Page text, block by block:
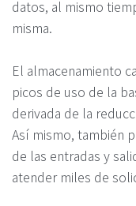
datos, al mismo
misma.
El almacenamiento
picos de uso de la
derivada de la
Así mismo, también
de las entradas y
atender miles de